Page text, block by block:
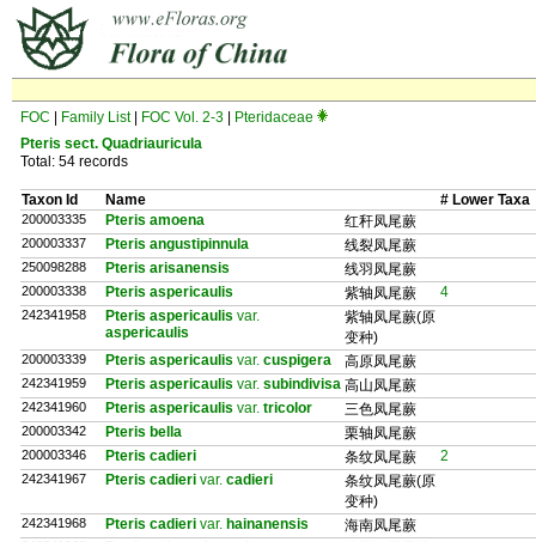
FOC Family List| FOC Vol. 2-3
Pteridaceae
Pteris sect. Quadriauricula
Total: 54 records
Taxon Id Name # Lower Taxa
200003335 Pteris amoena 红秆凤尾蕨
200003337 Pteris angustipinnula 线裂凤尾蕨
250098288 Pteris arisanensis 线羽凤尾蕨
200003338 Pteris aspericaulis 紫轴凤尾蕨 4
242341958 Pteris aspericaulis var.
aspericaulis
紫轴凤尾蕨(原
变种)
200003339 Pteris aspericaulis var. cuspigera 高原凤尾蕨
242341959 Pteris aspericaulis var. subindivisa 高山凤尾蕨
242341960 Pteris aspericaulis var. tricolor 三色凤尾蕨
200003342 Pteris bella 栗轴凤尾蕨
200003346 Pteris cadieri 条纹凤尾蕨 2
242341967 Pteris cadieri var. cadieri
条纹凤尾蕨(原
变种)
242341968 Pteris cadieri var. hainanensis 海南凤尾蕨